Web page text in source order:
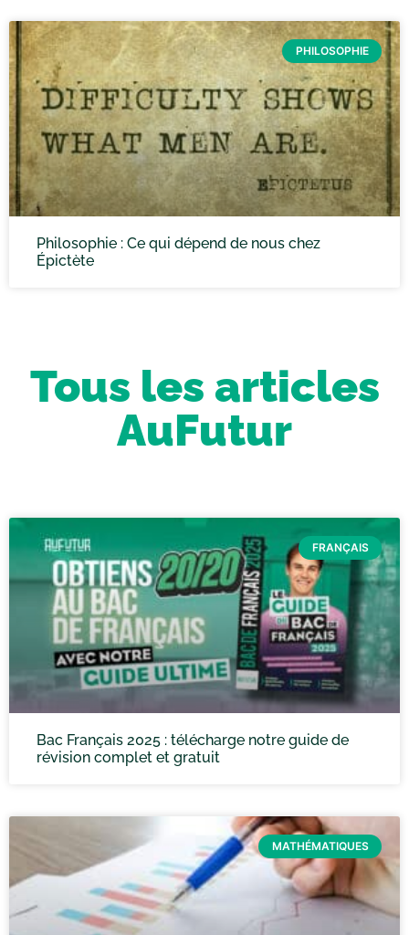
PHILOSOPHIE
Philosophie : Ce qui dépend de nous chez
Épictète
Tous les articles
AuFutur
FRANÇAIS
Bac Français 2025 : télécharge notre guide de
révision complet et gratuit
MATHÉMATIQUES